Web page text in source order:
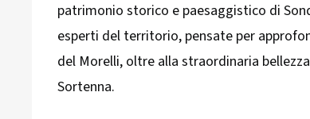
patrimonio storico e paesaggistico di
esperti del territorio, pensate per
del Morelli, oltre alla straordinaria
Sortenna.